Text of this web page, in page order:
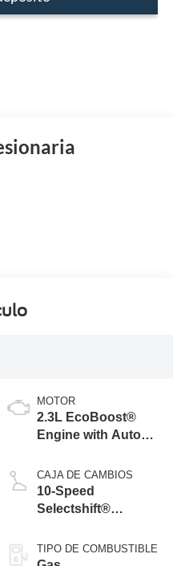
MOTOR
2.3L EcoBoost®
Engine with Auto
Technology
CAJA DE CAMBIOS
10-Speed
Selectshift®
Transmission
TIPO DE COMBUSTIBLE